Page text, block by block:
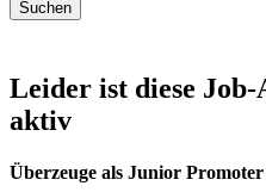
Leider ist diese
aktiv
Überzeuge als Junior